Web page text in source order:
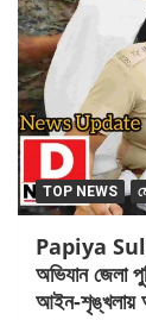
TOP NEWS
Papiya
অভিযান জেলা
আইন-শৃঙ্খলায়